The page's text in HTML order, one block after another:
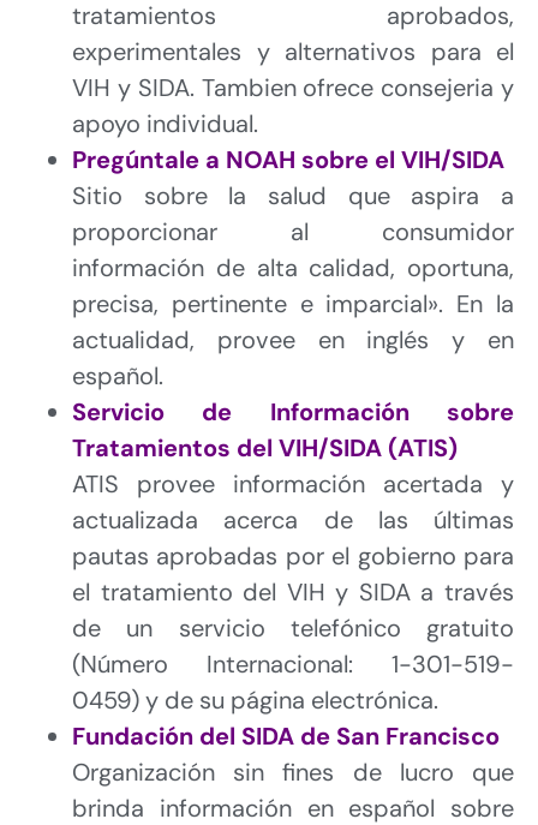
tratamientos aprobados,
experimentales y alternativos para el
VIH y SIDA. Tambien ofrece consejeria y
apoyo individual.
Pregúntale a NOAH sobre el VIH/SIDA
Sitio sobre la salud que aspira a
proporcionar al consumidor
información de alta calidad, oportuna,
precisa, pertinente e imparcial». En la
actualidad, provee en inglés y en
español.
Servicio de Información sobre
Tratamientos del VIH/SIDA (ATIS)
ATIS provee información acertada y
actualizada acerca de las últimas
pautas aprobadas por el gobierno para
el tratamiento del VIH y SIDA a través
de un servicio telefónico gratuito
(Número Internacional: 1-301-519-
0459) y de su página electrónica.
Fundación del SIDA de San Francisco
Organización sin fines de lucro que
brinda información en español sobre